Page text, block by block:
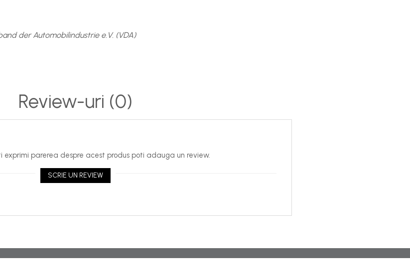
der Automobilindustrie e.V. (VDA)
Review-uri (0)
exprimi parerea despre acest produs poti adauga un review.
SCRIE UN REVIEW